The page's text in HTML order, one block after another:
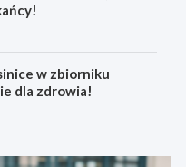
w zbiorniku
dla zdrowia!